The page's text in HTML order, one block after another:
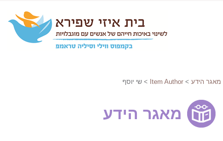
מאגר הידע >
Item Author > שי יוסף
מאגר הידע